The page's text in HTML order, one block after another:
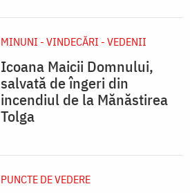
MINUNI - VINDECĂRI - VEDENII
Icoana Maicii Domnului,
salvată de îngeri din
incendiul de la Mănăstirea
Tolga
PUNCTE DE VEDERE